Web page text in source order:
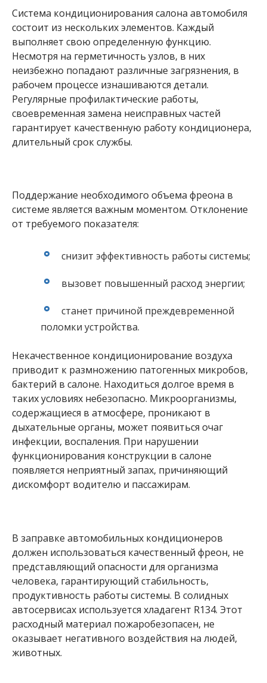
Система кондиционирования салона автомобиля
состоит из нескольких элементов. Каждый
выполняет свою определенную функцию.
Несмотря на герметичность узлов, в них
неизбежно попадают различные загрязнения, в
рабочем процессе изнашиваются детали.
Регулярные профилактические работы,
своевременная замена неисправных частей
гарантирует качественную работу кондиционера,
длительный срок службы.
Поддержание необходимого объема фреона в
системе является важным моментом. Отклонение
от требуемого показателя:
снизит эффективность работы системы;
вызовет повышенный расход энергии;
станет причиной преждевременной
поломки устройства.
Некачественное кондиционирование воздуха
приводит к размножению патогенных микробов,
бактерий в салоне. Находиться долгое время в
таких условиях небезопасно. Микроорганизмы,
содержащиеся в атмосфере, проникают в
дыхательные органы, может появиться очаг
инфекции, воспаления. При нарушении
функционирования конструкции в салоне
появляется неприятный запах, причиняющий
дискомфорт водителю и пассажирам.
В заправке автомобильных кондиционеров
должен использоваться качественный фреон, не
представляющий опасности для организма
человека, гарантирующий стабильность,
продуктивность работы системы. В солидных
автосервисах используется хладагент R134. Этот
расходный материал пожаробезопасен, не
оказывает негативного воздействия на людей,
животных.